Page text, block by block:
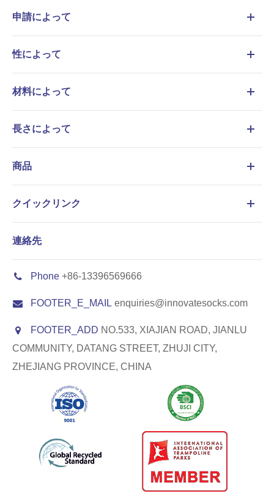
申請によって
性によって
材料によって
長さによって
商品
クイックリンク
連絡先
Phone +86-13396569666
FOOTER_E_MAIL enquiries@innovatesocks.com
FOOTER_ADD NO.533, XIAJIAN ROAD, JIANLU
COMMUNITY, DATANG STREET, ZHUJI CITY,
ZHEJIANG PROVINCE, CHINA